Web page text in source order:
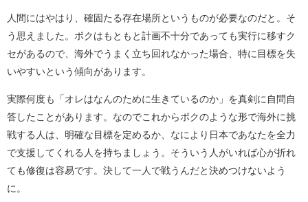
人間にはやはり、確固たる存在場所というものが必要なのだと。そ
う思えました。ボクはもともと計画不十分であっても実行に移すク
セがあるので、海外でうまく立ち回れなかった場合、特に目標を失
いやすいという傾向があります。
実際何度も「オレはなんのために生きているのか」を真剣に自問自
答したことがあります。なのでこれからボクのような形で海外に挑
戦する人は、明確な目標を定めるか、なにより日本であなたを全力
で支援してくれる人を持ちましょう。そういう人がいれば心が折れ
ても修復は容易です。決して一人で戦うんだと決めつけないよう
に。